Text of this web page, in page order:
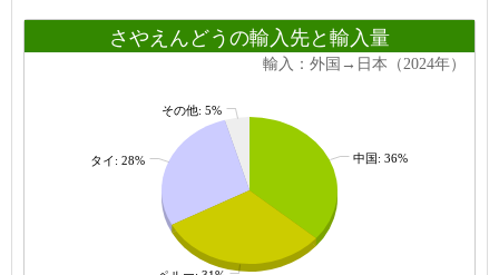
さやえんどうの輸入先と輸入量
中国: 36%
タイ: 28%
その他: 5%
輸入：外国→日本（2024年）